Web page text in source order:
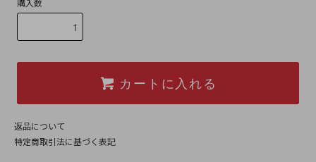
購入数
カートに入れる
返品について
特定商取引法に基づく表記